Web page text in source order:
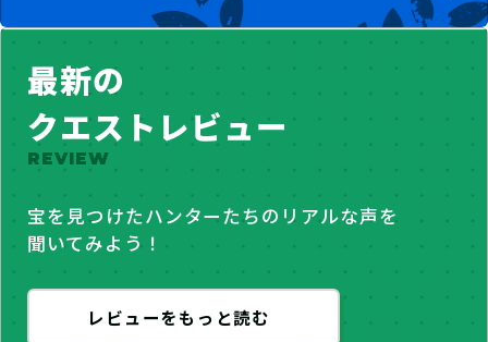
最新の
クエストレビュー
REVIEW
宝を見つけたハンターたちのリアルな声を
聞いてみよう！
レビューをもっと読む